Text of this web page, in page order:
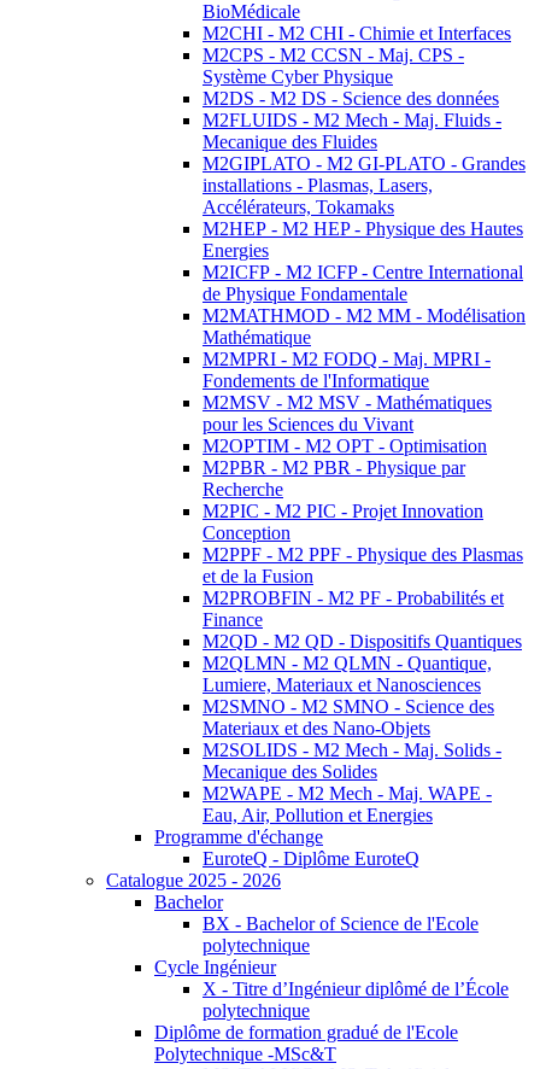
BioMédicale
M2CHI - M2 CHI - Chimie et Interfaces
M2CPS - M2 CCSN - Maj. CPS -
Système Cyber Physique
M2DS - M2 DS - Science des données
M2FLUIDS - M2 Mech - Maj. Fluids -
Mecanique des Fluides
M2GIPLATO - M2 GI-PLATO - Grandes
installations - Plasmas, Lasers,
Accélérateurs, Tokamaks
M2HEP - M2 HEP - Physique des Hautes
Energies
M2ICFP - M2 ICFP - Centre International
de Physique Fondamentale
M2MATHMOD - M2 MM - Modélisation
Mathématique
M2MPRI - M2 FODQ - Maj. MPRI -
Fondements de l'Informatique
M2MSV - M2 MSV - Mathématiques
pour les Sciences du Vivant
M2OPTIM - M2 OPT - Optimisation
M2PBR - M2 PBR - Physique par
Recherche
M2PIC - M2 PIC - Projet Innovation
Conception
M2PPF - M2 PPF - Physique des Plasmas
et de la Fusion
M2PROBFIN - M2 PF - Probabilités et
Finance
M2QD - M2 QD - Dispositifs Quantiques
M2QLMN - M2 QLMN - Quantique,
Lumiere, Materiaux et Nanosciences
M2SMNO - M2 SMNO - Science des
Materiaux et des Nano-Objets
M2SOLIDS - M2 Mech - Maj. Solids -
Mecanique des Solides
M2WAPE - M2 Mech - Maj. WAPE -
Eau, Air, Pollution et Energies
Programme d'échange
EuroteQ - Diplôme EuroteQ
Catalogue 2025 - 2026
Bachelor
BX - Bachelor of Science de l'Ecole
polytechnique
Cycle Ingénieur
X - Titre d’Ingénieur diplômé de l’École
polytechnique
Diplôme de formation gradué de l'Ecole
Polytechnique -MSc&T